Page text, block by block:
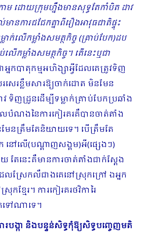
ាម ដោយក្រុមហ្នឹងមានសុទ្ធតែកាំបិត ដាវ
នការជជែកគ្នាពីរឿងអាវុធជាតិផ្ទុះ
ក់លើកម្លាំងសមត្ថកិច្ច (គ្រាប់បែក)ដប
កម្លាំងសមត្ថកិច្ច។ តើនេះឬជា
អ្នកបាតុកម្មអហិង្សាអ្វីដែលគេត្រូវទិញ
េរខ្លឹមសារឱ្យចាក់ដោត មិនមែន
ទិញដ្រូនដើម្បីទម្លាក់គ្រាប់បែកប្រឆាំង
បំណងនៃការកៀរគរគឺបានចាត់តាំង
ែនត្រឹមតែនិយាយទេ។ បើត្រឹមតែ
ៅលើ(បណ្ដាញសង្គម)អី(ផ្សេងៗ)
ែនេះគឺមានការចាត់តាំងជាក់ស្ដែង
លស្រែកលឺជាងគេនៅស្រុកក្រៅ ឯអ្នក
កខ្មែរ។ ការកៀរគរថវិការៃ
ៅណាទេ។
របង្កា និងបន្ទន់សិទ្ធកុំឱ្យសិទ្ធបញ្ចេញមតិ